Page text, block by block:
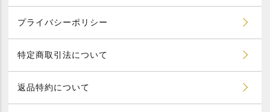
プライバシーポリシー
特定商取引法について
返品特約について